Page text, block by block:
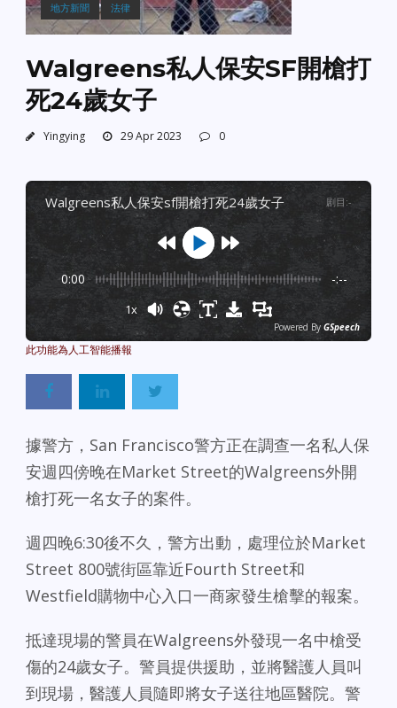
地方新聞 法律
Walgreens私人保安SF開槍打
死24歲女子
Yingying 29 Apr 2023 0
walgreens私人保安sf開槍打死24歲女子 剧目 :-
0:00 -:--
1x
Powered By GSpeech
據警方，San Francisco警方正在調查一名私人保
安週四傍晚在Market Street的Walgreens外開
槍打死一名女子的案件。
週四晚6:30後不久，警方出動，處理位於Market
Street 800號街區靠近Fourth Street和
Westfield購物中心入口一商家發生槍擊的報案。
抵達現場的警員在Walgreens外發現一名中槍受
傷的24歲女子。警員提供援助，並將醫護人員叫
到現場，醫護人員隨即將女子送往地區醫院。警